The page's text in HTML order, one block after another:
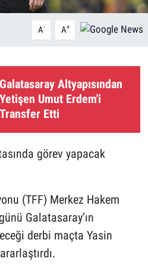
A- A+
Galatasaray Altyapısından
Yetişen Umut Erdem'i
Transfer Etti
görev yapacak
(TFF) Merkez Hakem
Galatasaray’ın
derbi maçta Yasin